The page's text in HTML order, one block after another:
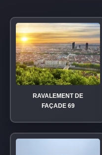
RAVALEMENT DE
FAÇADE 69